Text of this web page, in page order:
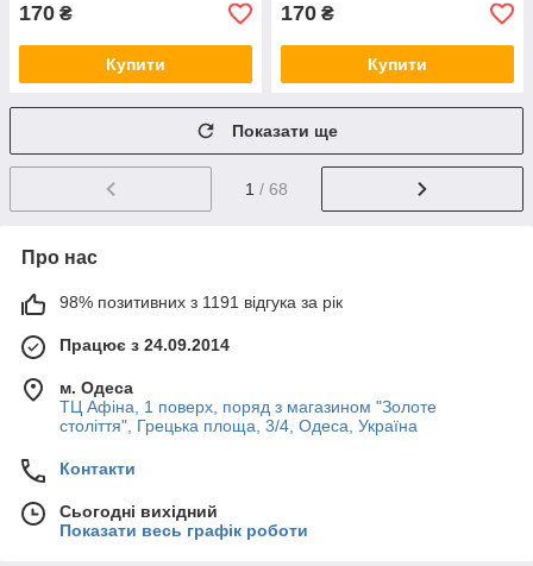
170 ₴
Купити
170 ₴
Купити
Показати ще
1 / 68
Про нас
98% позитивних з 1191 відгука за рік
Працює з 24.09.2014
м. Одеса
ТЦ Афіна, 1 поверх, поряд з магазином "Золоте
століття", Грецька площа, 3/4, Одеса, Україна
Контакти
Сьогодні вихідний
Показати весь графік роботи